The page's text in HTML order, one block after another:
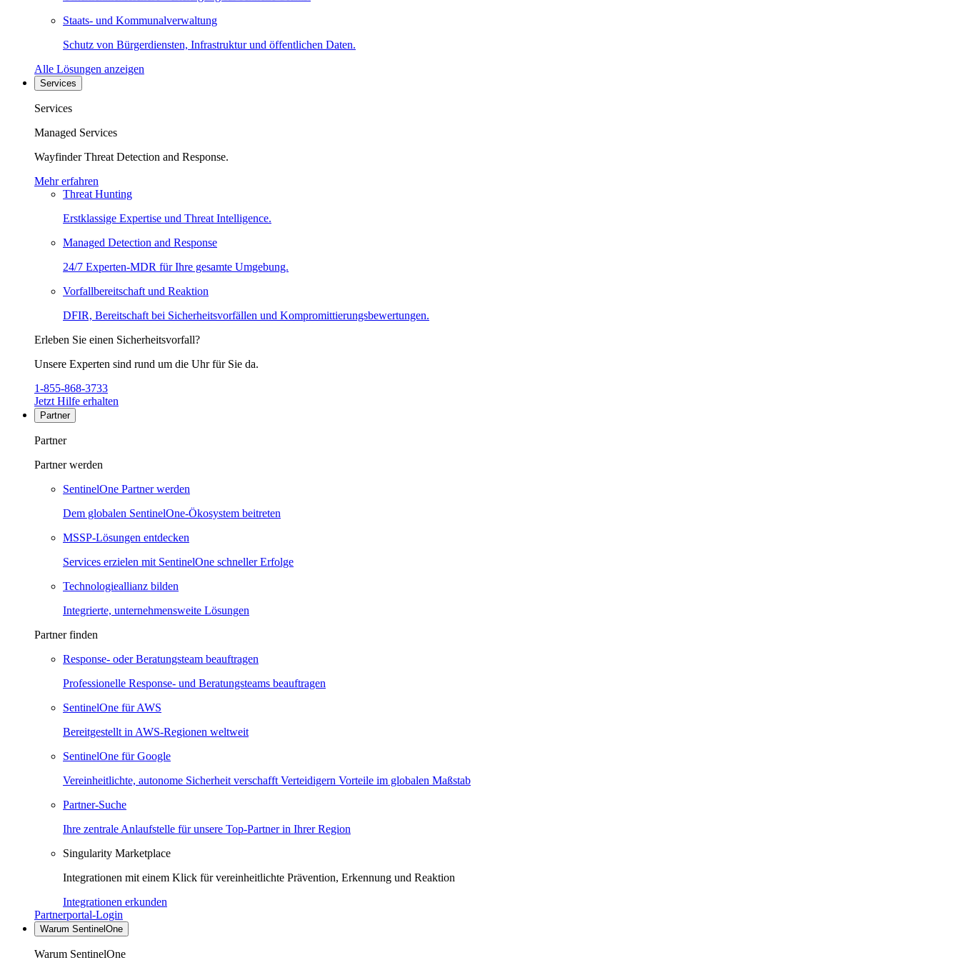
Staats- und Kommunalverwaltung
Schutz von Bürgerdiensten, Infrastruktur und öffentlichen Daten.
Alle Lösungen anzeigen
Services
Services
Managed Services
Wayfinder Threat Detection and Response.
Mehr erfahren
Threat Hunting
Erstklassige Expertise und Threat Intelligence.
Managed Detection and Response
24/7 Experten-MDR für Ihre gesamte Umgebung.
Vorfallbereitschaft und Reaktion
DFIR, Bereitschaft bei Sicherheitsvorfällen und Kompromittierungsbewertungen.
Erleben Sie einen Sicherheitsvorfall?
Unsere Experten sind rund um die Uhr für Sie da.
1-855-868-3733
Jetzt Hilfe erhalten
Partner
Partner
Partner werden
SentinelOne Partner werden
Dem globalen SentinelOne-Ökosystem beitreten
MSSP-Lösungen entdecken
Services erzielen mit SentinelOne schneller Erfolge
Technologieallianz bilden
Integrierte, unternehmensweite Lösungen
Partner finden
Response- oder Beratungsteam beauftragen
Professionelle Response- und Beratungsteams beauftragen
SentinelOne für AWS
Bereitgestellt in AWS-Regionen weltweit
SentinelOne für Google
Vereinheitlichte, autonome Sicherheit verschafft Verteidigern Vorteile im globalen Maßstab
Partner-Suche
Ihre zentrale Anlaufstelle für unsere Top-Partner in Ihrer Region
Singularity Marketplace
Integrationen mit einem Klick für vereinheitlichte Prävention, Erkennung und Reaktion
Integrationen erkunden
Partnerportal-Login
Warum SentinelOne
Warum SentinelOne